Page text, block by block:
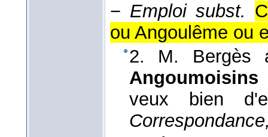
− Emploi subst.
ou Angoulême ou
2. M. Bergès
veux bien